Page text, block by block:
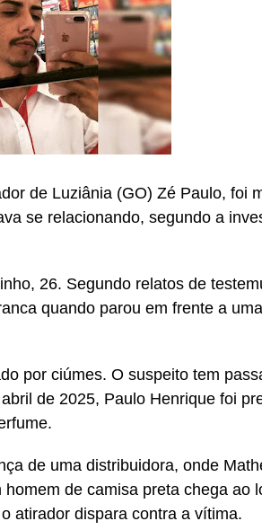
de Luziânia (GO) Zé Paulo, foi
se relacionando, segundo a
26. Segundo relatos de
quando parou em frente a
por ciúmes. O suspeito tem
de 2025, Paulo Henrique foi
de uma distribuidora, onde
de camisa preta chega ao
atirador dispara contra a vítima.